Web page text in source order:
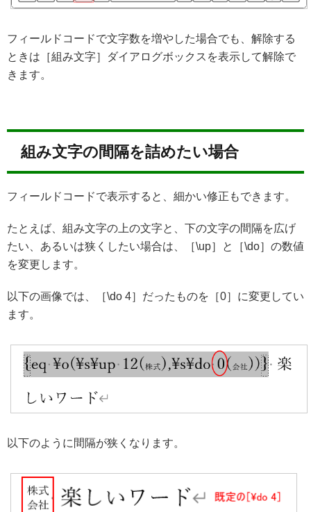
フィールドコードで文字数を増やした場合でも、解除する
ときは［組み文字］ダイアログボックスを表示して解除で
きます。
組み文字の間隔を詰めたい場合
フィールドコードで表示すると、細かい修正もできます。
たとえば、組み文字の上の文字と、下の文字の間隔を広げ
たい、あるいは狭くしたい場合は、［\up］と［\do］の数値
を変更します。
以下の画像では、［\do 4］だったものを［0］に変更してい
ます。
以下のように間隔が狭くなります。